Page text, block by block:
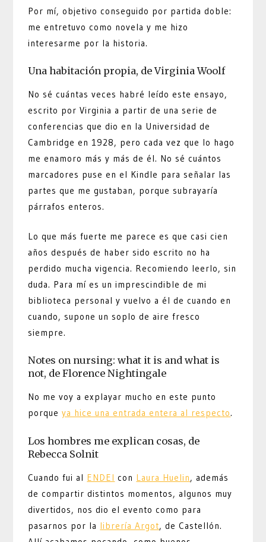
Por mí, objetivo conseguido por partida doble:
me entretuvo como novela y me hizo
interesarme por la historia.
Una habitación propia, de Virginia Woolf
No sé cuántas veces habré leído este ensayo,
escrito por Virginia a partir de una serie de
conferencias que dio en la Universidad de
Cambridge en 1928, pero cada vez que lo hago
me enamoro más y más de él. No sé cuántos
marcadores puse en el Kindle para señalar las
partes que me gustaban, porque subrayaría
párrafos enteros.
Lo que más fuerte me parece es que casi cien
años después de haber sido escrito no ha
perdido mucha vigencia. Recomiendo leerlo, sin
duda. Para mí es un imprescindible de mi
biblioteca personal y vuelvo a él de cuando en
cuando, supone un soplo de aire fresco
siempre.
Notes on nursing: what it is and what is
not, de Florence Nightingale
No me voy a explayar mucho en este punto
porqueya hice una entrada entera al respecto.
Los hombres me explican cosas, de
Rebecca Solnit
Cuando fui al ENDEI con Laura Huelin, además
de compartir distintos momentos, algunos muy
divertidos, nos dio el evento como para
pasarnos por la librería Argot, de Castellón.